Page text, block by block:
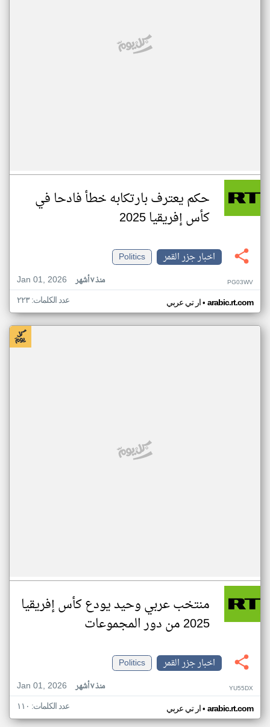
حكم يعترف بارتكابه خطأ فادحا في
كأس إفريقيا 2025
اخبار جزر القمر
Politics
Jan 01, 2026
منذ ٧ أشهر PG03WV
ار تي عربي• arabic.rt.com عدد الكلمات: ٢٢٣
منتخب عربي وحيد يودع كأس إفريقيا
2025 من دور المجموعات
اخبار جزر القمر
Politics
Jan 01, 2026
منذ ٧ أشهر YU55DX
ار تي عربي• arabic.rt.com عدد الكلمات: ١١٠